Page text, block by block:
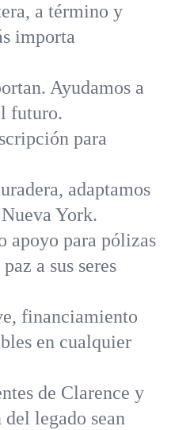
a término y
importa
Ayudamos a
futuro.
para
adaptamos
York.
apoyo para pólizas
a sus seres
financiamiento
en cualquier
de Clarence y
legado sean